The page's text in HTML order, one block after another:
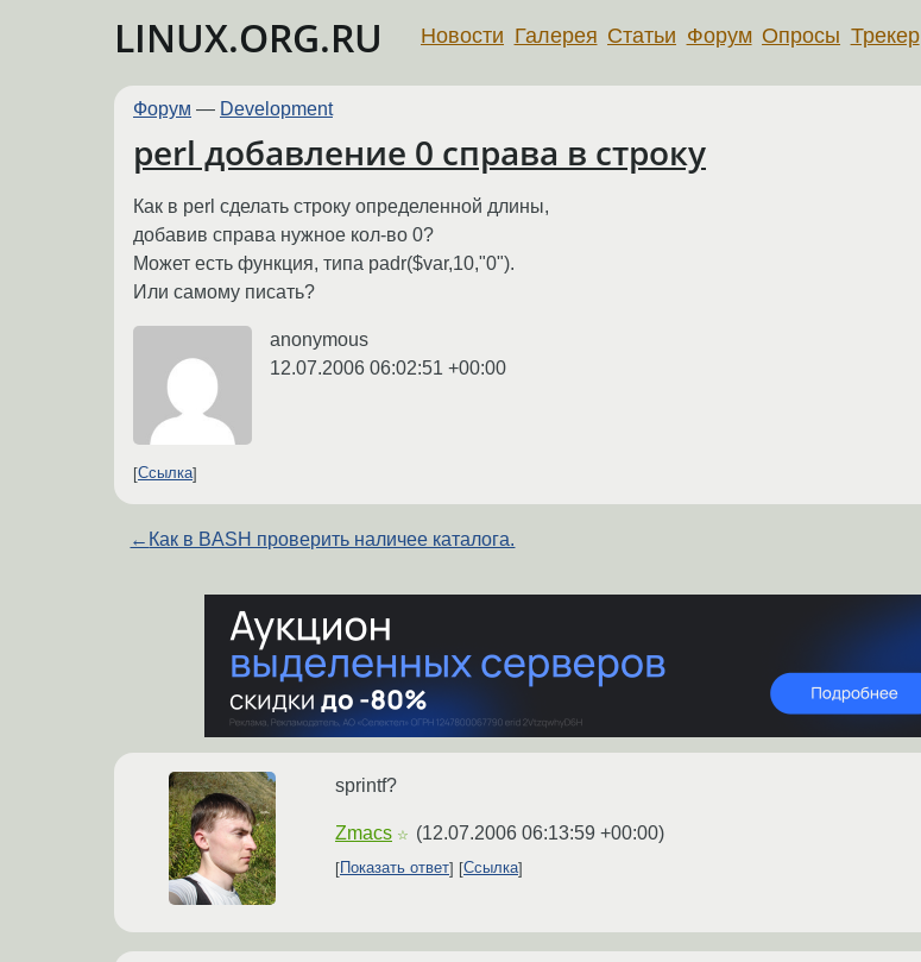
LINUX.ORG.RU Новости Галерея Статьи Форум Опросы Трекер
Форум — Development
perl добавление 0 справа в строку
Как в perl сделать строку определенной длины,
добавив справа нужное кол-во 0?
Может есть функция, типа padr($var,10,"0").
Или самому писать?
anonymous
12.07.2006 06:02:51 +00:00
Ссылка
← Как в BASH проверить наличее каталога.
sprintf?
Zmacs ☆ (12.07.2006 06:13:59 +00:00)
Показать ответ Ссылка